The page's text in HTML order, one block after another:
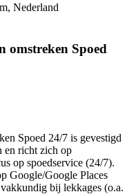
Nederland
omstreken Spoed
Spoed 24/7 is gevestigd
en richt zich op
op spoedservice (24/7).
Google/Google Places
bij lekkages (o.a.